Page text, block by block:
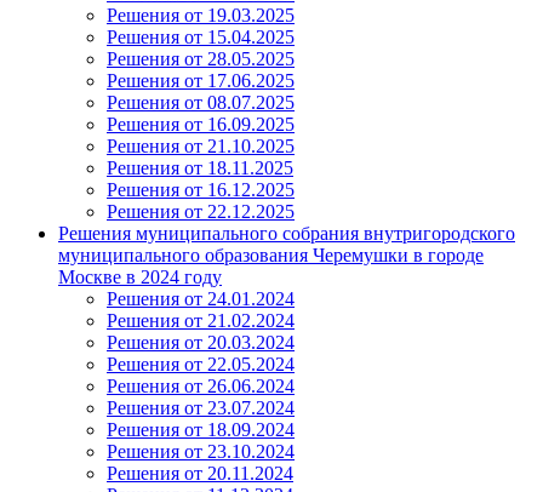
Решения от 19.03.2025
Решения от 15.04.2025
Решения от 28.05.2025
Решения от 17.06.2025
Решения от 08.07.2025
Решения от 16.09.2025
Решения от 21.10.2025
Решения от 18.11.2025
Решения от 16.12.2025
Решения от 22.12.2025
Решения муниципального собрания внутригородского
муниципального образования Черемушки в городе
Москве в 2024 году
Решения от 24.01.2024
Решения от 21.02.2024
Решения от 20.03.2024
Решения от 22.05.2024
Решения от 26.06.2024
Решения от 23.07.2024
Решения от 18.09.2024
Решения от 23.10.2024
Решения от 20.11.2024